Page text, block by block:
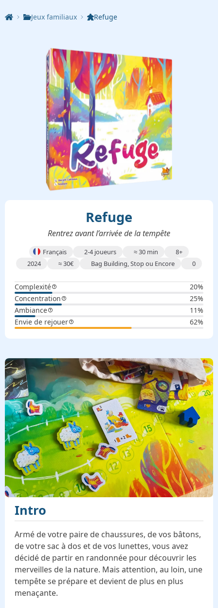
Jeux familiaux ️Refuge
️Refuge
Rentrez avant l’arrivée de la tempête
Français 2-4 joueurs ≈30 min
8+
2024
≈30€ Bag Building, Stop ou Encore 0
Complexité
20%
Concentration
25%
Ambiance
11%
Envie de rejouer
62%
Intro
Armé de votre paire de chaussures, de vos bâtons,
de votre sac à dos et de vos lunettes, vous avez
décidé de partir en randonnée pour découvrir les
merveilles de la nature. Mais attention, au loin, une
tempête se prépare et devient de plus en plus
menaçante.